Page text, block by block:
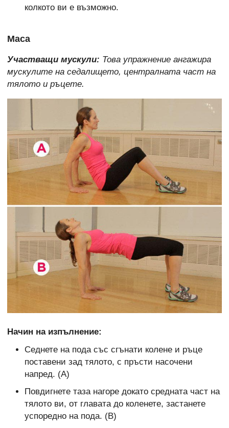
колкото ви е възможно.
Маса
Участващи мускули: Това упражнение ангажира
мускулите на седалището, централната част на
тялото и ръцете.
Начин на изпълнение:
Седнете на пода със сгънати колене и ръце
поставени зад тялото, с пръсти насочени
напред. (А)
Повдигнете таза нагоре докато средната част на
тялото ви, от главата до коленете, застанете
успоредно на пода. (В)